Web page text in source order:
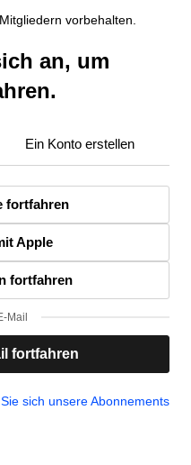
vorbehalten.
an, um
Ein Konto erstellen
fortfahren
Apple
fortfahren
Mail
fortfahren
sich unsere Abonnements